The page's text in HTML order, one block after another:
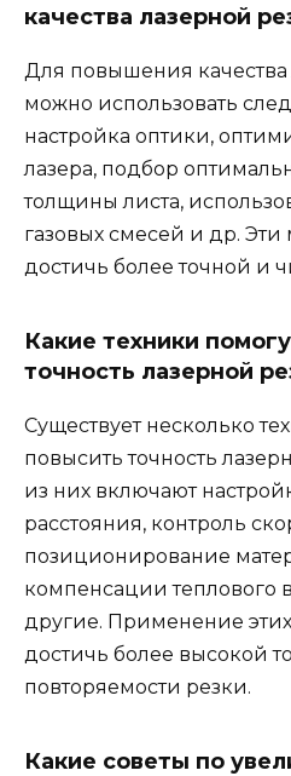
качества лазерной
Для повышения качества
можно использовать
настройка оптики,
лазера, подбор
толщины листа,
газовых смесей и др.
достичь более точной и
Какие техники
точность лазерной
Существует несколько
повысить точность
из них включают
расстояния, контроль
позиционирование
компенсации теплового
другие. Применение
достичь более высокой
повторяемости резки.
Какие советы по